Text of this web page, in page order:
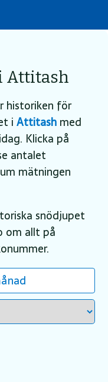
Attitash
historiken för
i Attitash med
Klicka på
antalet
mätningen
snödjupet
om allt på